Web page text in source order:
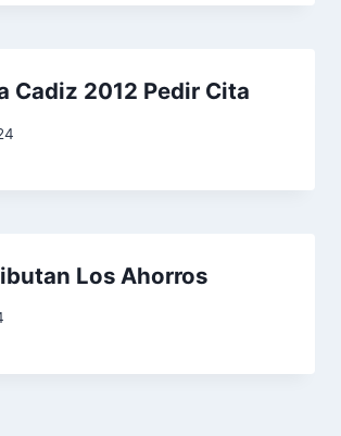
Cadiz 2012 Pedir Cita
Los Ahorros